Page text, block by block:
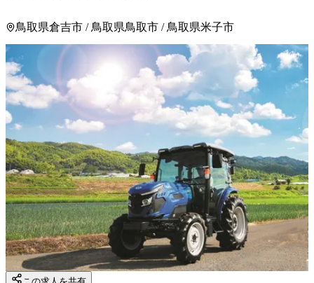
鳥取県倉吉市 / 鳥取県鳥取市 / 鳥取県米子市